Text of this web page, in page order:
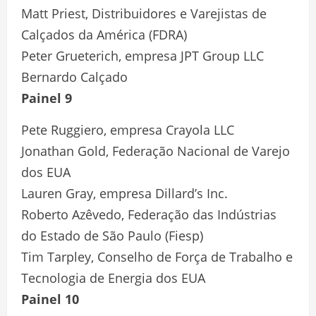
Matt Priest, Distribuidores e Varejistas de
Calçados da América (FDRA)
Peter Grueterich, empresa JPT Group LLC
Bernardo Calçado
Painel 9
Pete Ruggiero, empresa Crayola LLC
Jonathan Gold, Federação Nacional de Varejo
dos EUA
Lauren Gray, empresa Dillard’s Inc.
Roberto Azêvedo, Federação das Indústrias
do Estado de São Paulo (Fiesp)
Tim Tarpley, Conselho de Força de Trabalho e
Tecnologia de Energia dos EUA
Painel 10